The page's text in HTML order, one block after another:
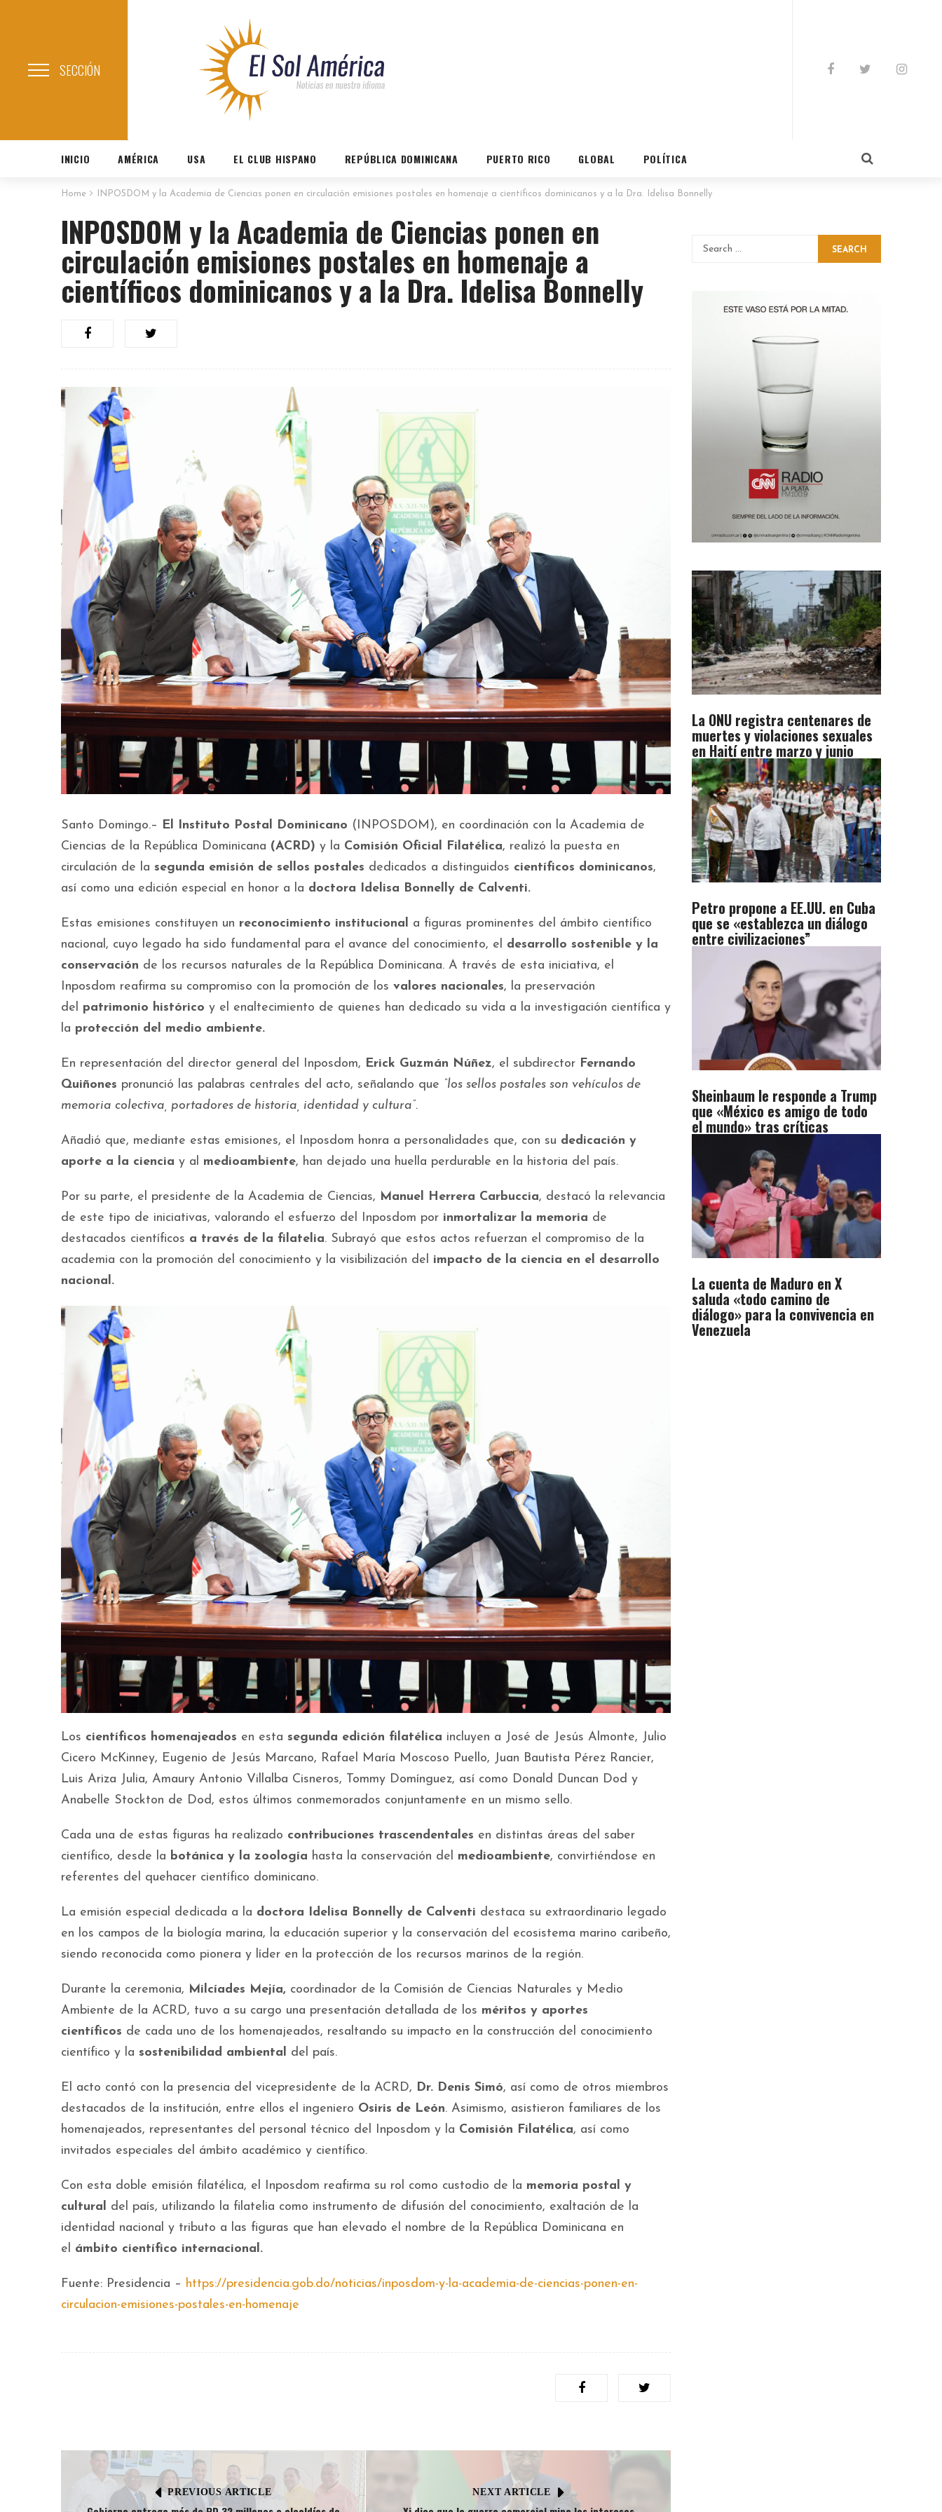
SECCIÓN
INICIO AMÉRICA USA EL CLUB HISPANO REPÚBLICA DOMINICANA PUERTO RICO GLOBAL POLÍTICA
Home INPOSDOM y la Academia de Ciencias ponen en circulación emisiones postales en homenaje a científicos dominicanos y a la Dra. Idelisa Bonnelly
INPOSDOM y la Academia de Ciencias ponen en
circulación emisiones postales en homenaje a
científicos dominicanos y a la Dra. Idelisa Bonnelly
Santo Domingo.– El Instituto Postal Dominicano (INPOSDOM), en coordinación con la Academia de
Ciencias de la República Dominicana (ACRD) y la Comisión Oficial Filatélica, realizó la puesta en
circulación de la segunda emisión de sellos postales dedicados a distinguidos científicos dominicanos,
así como una edición especial en honor a la doctora Idelisa Bonnelly de Calventi.
Estas emisiones constituyen un reconocimiento institucional
a figuras prominentes del ámbito científico
nacional, cuyo legado ha sido fundamental para el avance del conocimiento, el desarrollo sostenible y la
conservación de los recursos naturales de la República Dominicana. A través de esta iniciativa, el
Inposdom reafirma su compromiso con la promoción de los valores nacionales, la preservación
del patrimonio histórico y el enaltecimiento de quienes han dedicado su vida a la investigación científica y
la protección del medio ambiente.
En representación del director general del Inposdom, Erick Guzmán Núñez, el subdirector Fernando
Quiñones pronunció las palabras centrales del acto, señalando que “los sellos postales son vehículos de
memoria colectiva, portadores de historia, identidad y cultura”.
Añadió que, mediante estas emisiones, el Inposdom honra a personalidades que, con su dedicación y
aporte a la ciencia y al medioambiente, han dejado una huella perdurable en la historia del país.
Por su parte, el presidente de la Academia de Ciencias, Manuel Herrera Carbuccia, destacó la relevancia
de este tipo de iniciativas, valorando el esfuerzo del Inposdom por inmortalizar la memoria de
destacados científicos a través de la filatelia. Subrayó que estos actos refuerzan el compromiso de la
academia con la promoción del conocimiento y la visibilización del impacto de la ciencia en el desarrollo
nacional.
Los científicos homenajeados en esta segunda edición filatélica incluyen a José de Jesús Almonte, Julio
Cicero McKinney, Eugenio de Jesús Marcano, Rafael María Moscoso Puello, Juan Bautista Pérez Rancier,
Luis Ariza Julia, Amaury Antonio Villalba Cisneros, Tommy Domínguez, así como Donald Duncan Dod y
Anabelle Stockton de Dod, estos últimos conmemorados conjuntamente en un mismo sello.
Cada una de estas figuras ha realizado contribuciones trascendentales en distintas áreas del saber
científico, desde la botánica y la zoología hasta la conservación del medioambiente, convirtiéndose en
referentes del quehacer científico dominicano.
La emisión especial dedicada a la doctora Idelisa Bonnelly de Calventi destaca su extraordinario legado
en los campos de la biología marina, la educación superior y la conservación del ecosistema marino caribeño,
siendo reconocida como pionera y líder en la protección de los recursos marinos de la región.
Durante la ceremonia, Milcíades Mejía, coordinador de la Comisión de Ciencias Naturales y Medio
Ambiente de la ACRD, tuvo a su cargo una presentación detallada de los méritos y aportes
científicos de cada uno de los homenajeados, resaltando su impacto en la construcción del conocimiento
científico y la sostenibilidad ambiental del país.
El acto contó con la presencia del vicepresidente de la ACRD, Dr. Denis Simó, así como de otros miembros
destacados de la institución, entre ellos el ingeniero Osiris de León. Asimismo, asistieron familiares de los
homenajeados, representantes del personal técnico del Inposdom y la Comisión Filatélica, así como
invitados especiales del ámbito académico y científico.
Con esta doble emisión filatélica, el Inposdom reafirma su rol como custodio de la memoria postal y
cultural
del país, utilizando la filatelia como instrumento de difusión del conocimiento, exaltación de la
identidad nacional y tributo a las figuras que han elevado el nombre de la República Dominicana en
el ámbito científico internacional.
Fuente: Presidencia – https://presidencia.gob.do/noticias/inposdom-y-la-academia-de-ciencias-ponen-en-
circulacion-emisiones-postales-en-homenaje
PREVIOUS ARTICLE NEXT ARTICLE
SEARCH
La ONU registra centenares de
muertes y violaciones sexuales
en Haití entre marzo y junio
Petro propone a EE.UU. en Cuba
que se «establezca un diálogo
entre civilizaciones”
Sheinbaum le responde a Trump
que «México es amigo de todo
el mundo» tras críticas
La cuenta de Maduro en X
saluda «todo camino de
diálogo» para la convivencia en
Venezuela